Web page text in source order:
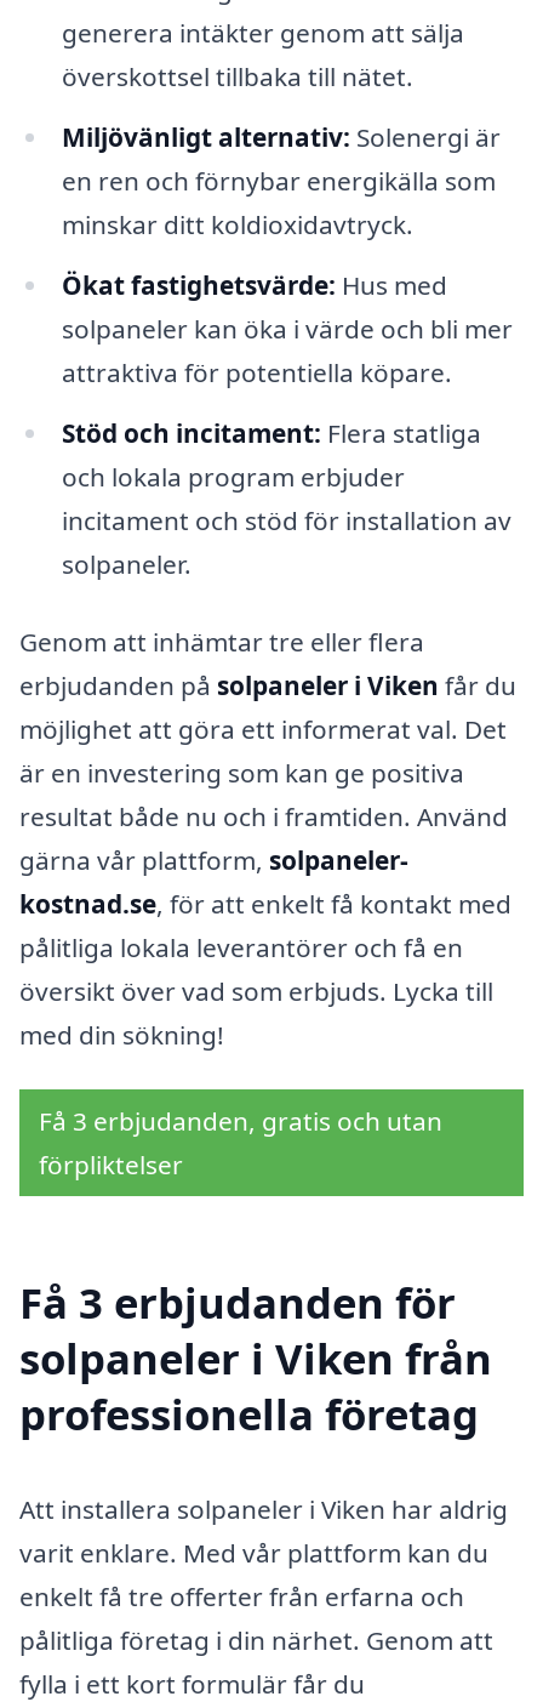
generera intäkter genom att sälja
överskottsel tillbaka till nätet.
Miljövänligt alternativ: Solenergi är
en ren och förnybar energikälla som
minskar ditt koldioxidavtryck.
Ökat fastighetsvärde: Hus med
solpaneler kan öka i värde och bli mer
attraktiva för potentiella köpare.
Stöd och incitament: Flera statliga
och lokala program erbjuder
incitament och stöd för installation av
solpaneler.
Genom att inhämtar tre eller flera
erbjudanden på solpaneler i Viken får du
möjlighet att göra ett informerat val. Det
är en investering som kan ge positiva
resultat både nu och i framtiden. Använd
gärna vår plattform, solpaneler-
kostnad.se, för att enkelt få kontakt med
pålitliga lokala leverantörer och få en
översikt över vad som erbjuds. Lycka till
med din sökning!
Få 3 erbjudanden, gratis och utan
förpliktelser
Få 3 erbjudanden för
solpaneler i Viken från
professionella företag
Att installera solpaneler i Viken har aldrig
varit enklare. Med vår plattform kan du
enkelt få tre offerter från erfarna och
pålitliga företag i din närhet. Genom att
fylla i ett kort formulär får du